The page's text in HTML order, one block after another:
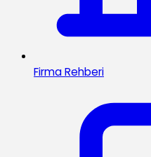
Firma Rehberi